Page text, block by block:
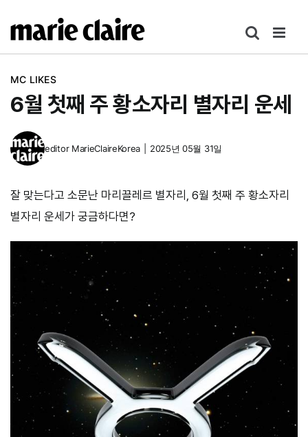
텐
MC LIKES
6월 첫째 주 황소자리 별자리 운세
editor MarieClaireKorea 2025년 05월 31일
잘 맞는다고 소문난 마리끌레르 별자리, 6월 첫째 주 황소자리
별자리 운세가 궁금하다면?